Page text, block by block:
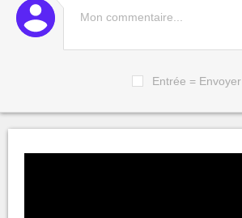
Entrée = Envoyer